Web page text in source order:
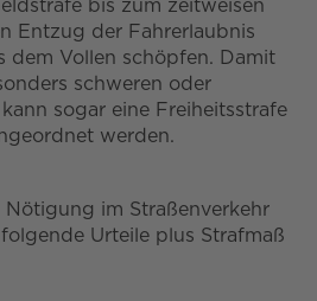
bis zum zeitweisen
Entzug der Fahrerlaubnis
dem Vollen schöpfen. Damit
schweren oder
sogar eine Freiheitsstrafe
werden.
im Straßenverkehr
Urteile plus Strafmaß